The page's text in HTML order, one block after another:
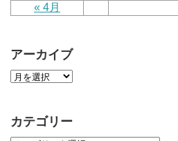
« 4月
アーカイブ
カテゴリー